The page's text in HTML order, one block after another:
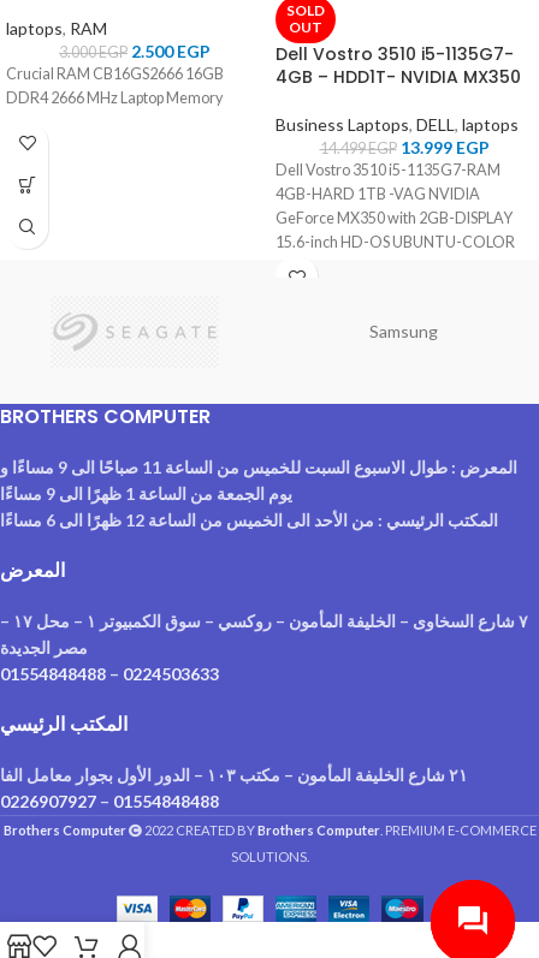
laptops, RAM
3.000EGP 2.500EGP
Crucial RAM CB16GS2666 16GB
DDR4 2666 MHz Laptop Memory
SOLD
OUT
Dell Vostro 3510 i5-1135G7-
4GB – HDD1T- NVIDIA MX350
Business Laptops, DELL , laptops
14.499EGP 13.999 EGP
Dell Vostro 3510 i5-1135G7-RAM
4GB-HARD 1TB -VAG NVIDIA
GeForce MX350 with 2GB-DISPLAY
15.6-inch HD-OS UBUNTU-COLOR
Carbon Black
Samsung
BROTHERS COMPUTER
المعرض : طوال الاسبوع السبت للخميس من الساعة 11 صباحًا الى 9 مساءًا و
يوم الجمعة من الساعة 1 ظهرًا الى 9 مساءًا
المكتب الرئيسي : من الأحد الى الخميس من الساعة 12 ظهرًا الى 6 مساءًا
المعرض
٧ شارع السخاوى – الخليفة المأمون – روكسي – سوق الكمبيوتر ١ – محل ١٧ –
مصر الجديدة
01554848488 – 0224503633
المكتب الرئيسي
٢١ شارع الخليفة المأمون – مكتب ١٠٣ – الدور الأول بجوار معامل الفا
0226907927 – 01554848488
Brothers Computer 2022 CREATED BYBrothers Computer. PREMIUM E-COMMERCE
SOLUTIONS.